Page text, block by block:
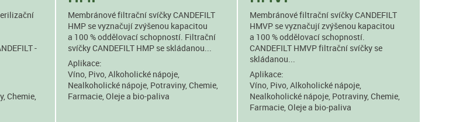
-
Chemie,
Membránové filtrační svíčky CANDEFILT
HMP se vyznačují zvýšenou kapacitou
a 100 % oddělovací schopností. Filtrační
svíčky CANDEFILT HMP se skládanou...
Aplikace:
Víno, Pivo, Alkoholické nápoje,
Nealkoholické nápoje, Potraviny, Chemie,
Farmacie, Oleje a bio-paliva
Membránové filtrační svíčky CANDEFILT
HMVP se vyznačují zvýšenou kapacitou
a 100 % oddělovací schopností.
CANDEFILT HMVP filtrační svíčky se
skládanou...
Aplikace:
Víno, Pivo, Alkoholické nápoje,
Nealkoholické nápoje, Potraviny, Chemie,
Farmacie, Oleje a bio-paliva